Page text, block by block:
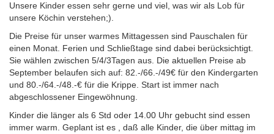
Unsere Kinder essen sehr gerne und viel, was wir als Lob für
unsere Köchin verstehen;).
Die Preise für unser warmes Mittagessen sind Pauschalen für
einen Monat. Ferien und Schließtage sind dabei berücksichtigt.
Sie wählen zwischen 5/4/3Tagen aus. Die aktuellen Preise ab
September belaufen sich auf: 82.-/66.-/49€ für den Kindergarten
und 80.-/64.-/48.-€ für die Krippe. Start ist immer nach
abgeschlossener Eingewöhnung.
Kinder die länger als 6 Std oder 14.00 Uhr gebucht sind essen
immer warm. Geplant ist es , daß alle Kinder, die über mittag im